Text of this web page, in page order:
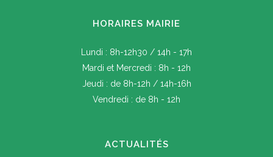
HORAIRES MAIRIE
Lundi : 8h-12h30 / 14h - 17h
Mardi et Mercredi : 8h - 12h
Jeudi : de 8h-12h / 14h-16h
Vendredi : de 8h - 12h
ACTUALITÉS